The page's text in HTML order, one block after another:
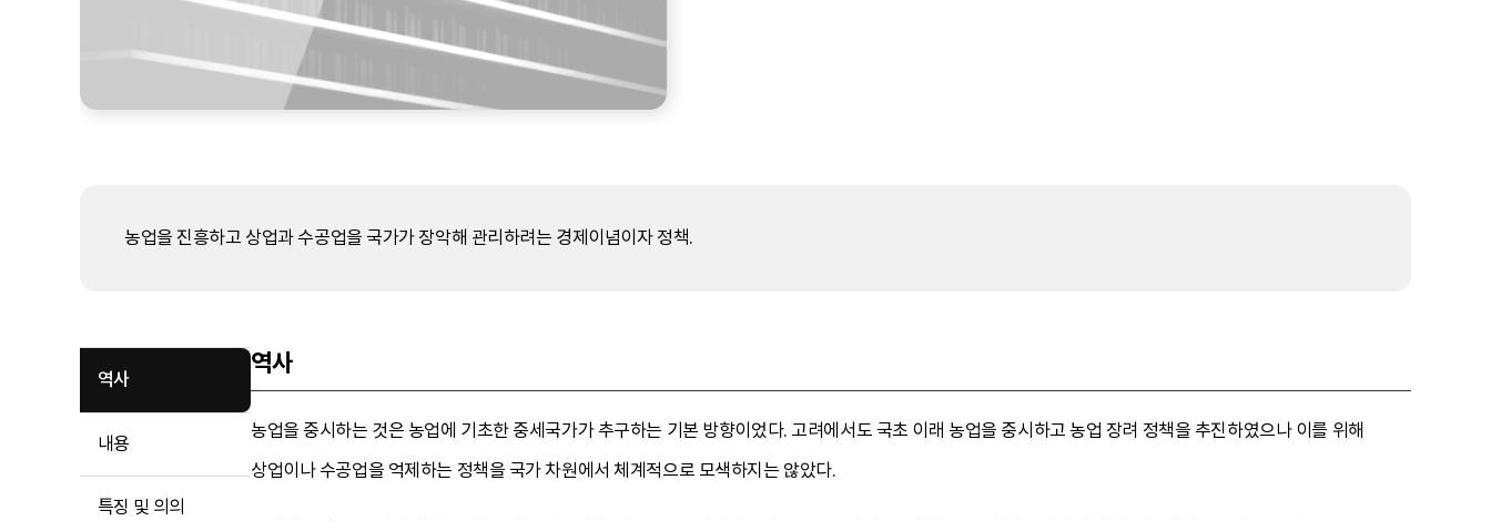
농업을 진흥하고 상업과 수공업을 국가가 장악해 관리하려는 경제이념이자 정책.
역사
내용
특징 및 의의
역사
농업을 중시하는 것은 농업에 기초한 중세국가가 추구하는 기본 방향이었다. 고려에서도 국초 이래 농업을 중시하고 농업 장려 정책을 추진하였으나 이를 위해
상업이나 수공업을 억제하는 정책을 국가 차원에서 체계적으로 모색하지는 않았다.